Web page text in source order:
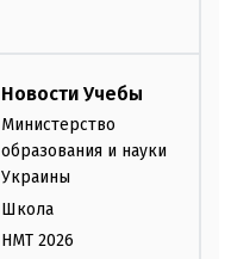
Новости Учебы
Министерство
образования и науки
Украины
Школа
НМТ 2026